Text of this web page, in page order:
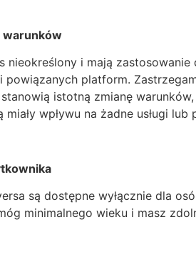
warunków
nieokreślony i mają
powiązanych platform.
istotną zmianę
wpływu na żadne usługi
są dostępne wyłącznie dla
minimalnego wieku i masz